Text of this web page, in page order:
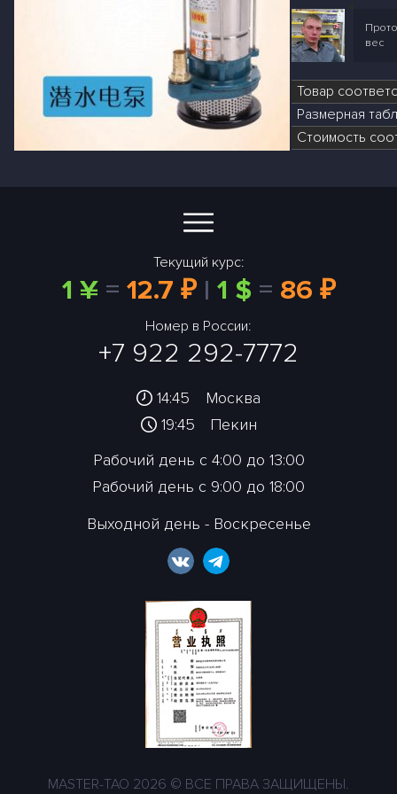
вес
Товар
Размерная
Стоимость
Текущий курс:
1 ¥= 12.7 ₽| 1 $ = 86 ₽
Номер в России:
+7 922 292-7772
14:45
Москва
19:45
Пекин
Рабочий день с 4:00 до 13:00
Рабочий день с 9:00 до 18:00
Выходной день - Воскресенье
MASTER-TAO 2026 © ВСЕ ПРАВА ЗАЩИЩЕНЫ.